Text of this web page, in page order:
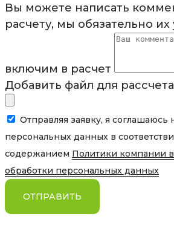
Вы можете написать
расчету, мы обязательно их
включим в расчет
Добавить файл для рассчета
Отправляя заявку, я соглашаюсь
персональных данных в
содержанием Политики компании
обработки персональных данных
ОТПРАВИТЬ